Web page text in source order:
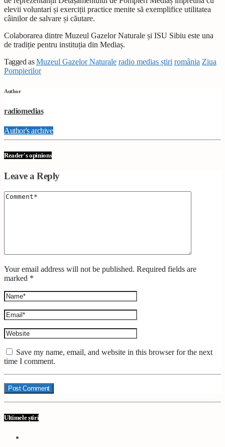
elevii voluntari și exerciții practice menite să exemplifice utilitatea
câinilor de salvare și căutare.
Colaborarea dintre Muzeul Gazelor Naturale și ISU Sibiu este una
de tradiție pentru instituția din Mediaș.
Tagged asMuzeul Gazelor Naturale radio medias știri românia Ziua
Pompierilor
Author
radiomedias
Author's archive
Reader's opinions
Leave a Reply
Your email address will not be published. Required fields are
marked *
Save my name, email, and website in this browser for the next
time I comment.
Ultimele știri